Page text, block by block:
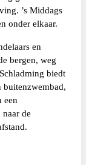
’s Middags
onder elkaar.
en
bergen, weg
biedt
buitenzwembad,
een
de